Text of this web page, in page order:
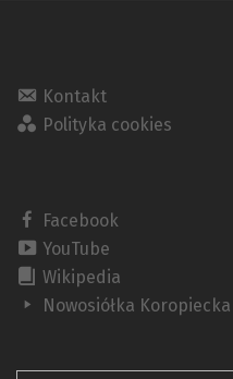
Kontakt
Polityka cookies
Facebook
YouTube
Wikipedia
Nowosiółka Koropiecka